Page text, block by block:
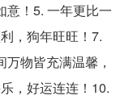
意！5. 一年更比一
，狗年旺旺！7.
物皆充满温馨，
，好运连连！10.